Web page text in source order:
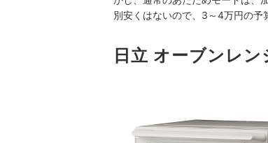
別安くはないので、3～4万円の予
日立 オーブンレ